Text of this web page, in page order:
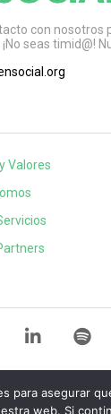
con nosotros
seas timid@!
Valores
Social. Todos los
para asegurar
web. Si